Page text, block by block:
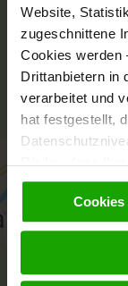
Website,
zugeschnittene
Cookies werden
Drittanbietern in
verarbeitet und
hat festgestellt,
Risiko, dass
Anordnungen
Meta) dem
wirksamen
Ihrem Klick auf
Cookies
−